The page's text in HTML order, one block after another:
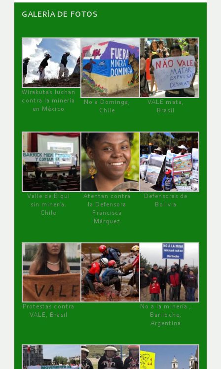
GALERÌA DE FOTOS
Wirakutas luchan
contra la minería
en México
No a Dominga,
Chile
VALE mata,
Brasil
Valle de Elqui
sin minería.
Chile
Atentan contra
la Defensora
Francisca
Márquez
Defensoras de
Bolivia
Protestas contra
VALE, Brasil
No a la minería ,
Bariloche,
Argentina